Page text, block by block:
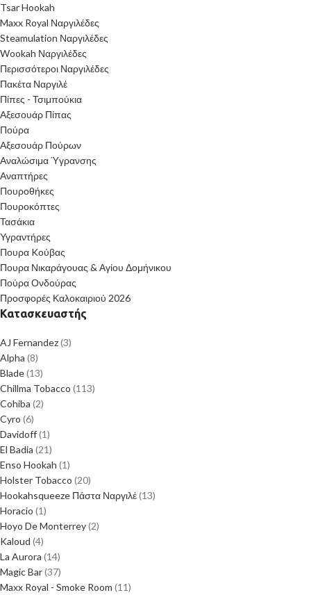
Tsar Hookah
Maxx Royal Ναργιλέδες
Steamulation Ναργιλέδες
Wookah Ναργιλέδες
Περισσότεροι Ναργιλέδες
Πακέτα Ναργιλέ
Πίπες - Τσιμπούκια
Αξεσουάρ Πίπας
Πούρα
Αξεσουάρ Πούρων
Αναλώσιμα Ύγρανσης
Αναπτήρες
Πουροθήκες
Πουροκόπτες
Τασάκια
Υγραντήρες
Πουρα Kούβας
Πουρα Νικαράγουας & Αγίου Δομήνικου
Πούρα Ονδούρας
Προσφορές Καλοκαιριού 2026
Κατασκευαστής
AJ Fernandez(3)
Alpha (8)
Blade(13)
Chillma Tobacco (113)
Cohiba (2)
Cyro (6)
Davidoff(1)
El Badia (21)
Enso Hookah (1)
Holster Tobacco (20)
Hookahsqueeze Πάστα Ναργιλέ(13)
Horacio (1)
Hoyo De Monterrey(2)
Kaloud (4)
La Aurora (14)
Magic Bar(37)
Maxx Royal - Smoke Room (11)